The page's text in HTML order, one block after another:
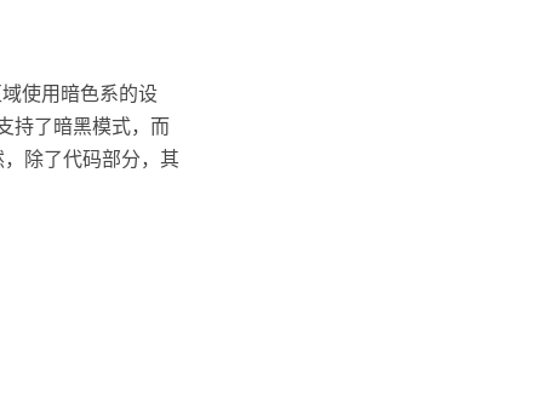
使用暗色系的设
持了暗黑模式，而
除了代码部分，其